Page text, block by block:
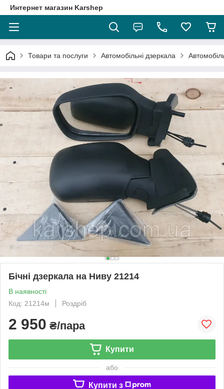
Интернет магазин Karshep
Товари та послуги Автомобільні дзеркала
Бічні дзеркала на Ниву 21214
В наявності
Код: 21214м
Роздріб
2 950 ₴/пара
Купити
або
Купити з